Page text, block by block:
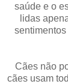
saúde e o
lidas
Cães não
cães usam